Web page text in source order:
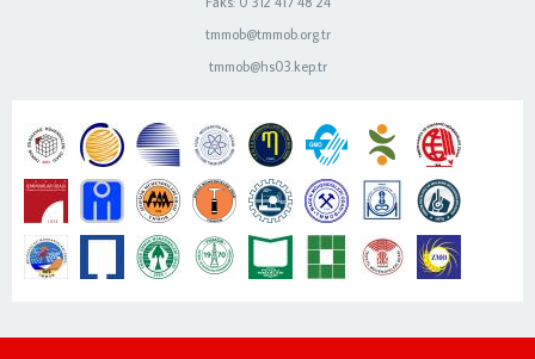
tmmob@tmmob.org.tr
tmmob@hs03.kep.tr